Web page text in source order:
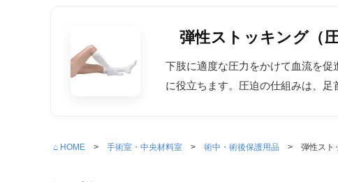
弾性ストッキング（
下肢に適度な圧力をかけて血流を
に役立ちます。圧迫の仕組みは、
⌂ HOME 手術室・中央材料室 術中・術後保護用品 弾性スト